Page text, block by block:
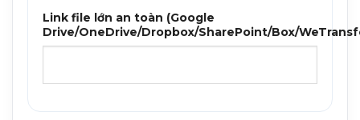
Link file lớn an toàn (Google
Drive/OneDrive/Dropbox/SharePoint/Box/